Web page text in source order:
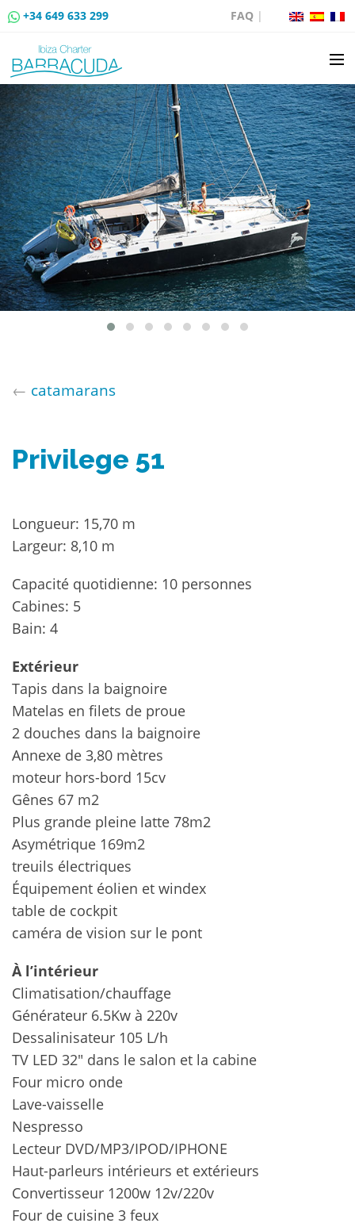
+34 649 633 299 FAQ|
LOCATION
VENTE DE BATEAUX
LOCATION DE AMARRAGES
ROUTES EN BATEAU
ÉVÉNEMENTS
BLOG
← catamarans
Privilege 51
Longueur: 15,70 m
Largeur: 8,10 m
Capacité quotidienne: 10 personnes
Cabines: 5
Bain: 4
Extérieur
Tapis dans la baignoire
Matelas en filets de proue
2 douches dans la baignoire
Annexe de 3,80 mètres
moteur hors-bord 15cv
Gênes 67 m2
Plus grande pleine latte 78m2
Asymétrique 169m2
treuils électriques
Équipement éolien et windex
table de cockpit
caméra de vision sur le pont
À l’intérieur
Climatisation/chauffage
Générateur 6.5Kw à 220v
Dessalinisateur 105 L/h
TV LED 32″ dans le salon et la cabine
Four micro onde
Lave-vaisselle
Nespresso
Lecteur DVD/MP3/IPOD/IPHONE
Haut-parleurs intérieurs et extérieurs
Convertisseur 1200w 12v/220v
Four de cuisine 3 feux